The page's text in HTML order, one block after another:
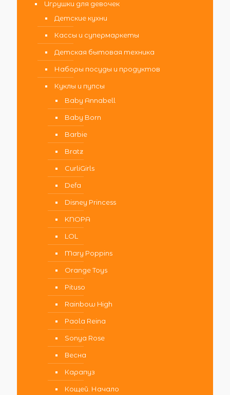
Игрушки для девочек
Детские кухни
Кассы и супермаркеты
Детская бытовая техника
Наборы посуды и продуктов
Куклы и пупсы
Baby Annabell
Baby Born
Barbie
Bratz
CurliGirls
Defa
Disney Princess
KNOPA
LOL
Mary Poppins
Orange Toys
Pituso
Rainbow High
Paola Reina
Sonya Rose
Весна
Карапуз
Кощей. Начало